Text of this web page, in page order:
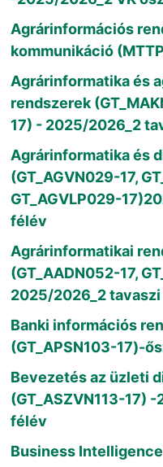
Agrárinformációs
kommunikáció
Agrárinformatika és
rendszerek
17) - 2025/2026_2
Agrárinformatika és
(GT_AGVN029-17,
GT_AGVLP029-
félév
Agrárinformatikai
(GT_AADN052-17,
2025/2026_2
Banki információs
(GT_APSN103-17)-
Bevezetés az üzleti
(GT_ASZVN113-17)
félév
Business Intelligence